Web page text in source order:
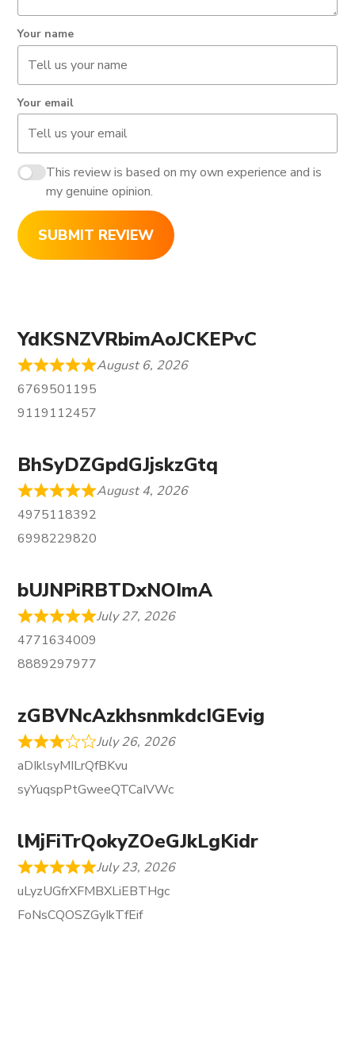
Your name
Your email
This review is based on my own experience and is
my genuine opinion.
SUBMIT REVIEW
YdKSNZVRbimAoJCKEPvC
August 6, 2026
6769501195
9119112457
BhSyDZGpdGJjskzGtq
August 4, 2026
4975118392
6998229820
bUJNPiRBTDxNOImA
July 27, 2026
4771634009
8889297977
zGBVNcAzkhsnmkdcIGEvig
July 26, 2026
aDIklsyMILrQfBKvu
syYuqspPtGweeQTCaIVWc
lMjFiTrQokyZOeGJkLgKidr
July 23, 2026
uLyzUGfrXFMBXLiEBTHgc
FoNsCQOSZGyIkTfEif